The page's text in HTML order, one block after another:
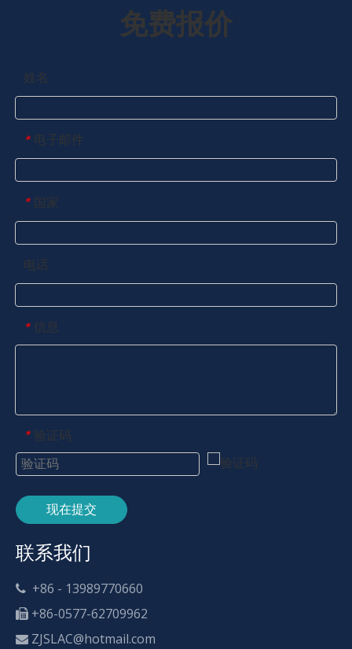
免费报价
姓名
* 电子邮件
* 国家
电话
* 信息
* 验证码
现在提交
联系我们
 +86 - 13989770660
 +86-0577-62709962
 ZJSLAC@hotmail.com